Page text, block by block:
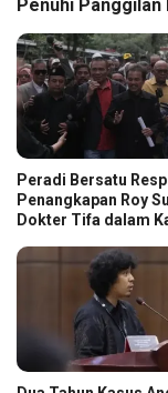
Penuhi
Peradi Bersatu
Penangkapan Roy
Dokter Tifa dalam